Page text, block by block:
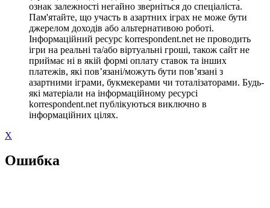
ознак залежності негайно зверніться до спеціаліста.
Пам'ятайте, що участь в азартних іграх не може бути
джерелом доходів або альтернативою роботі.
Інформаційний ресурс korrespondent.net не проводить
ігри на реальні та/або віртуальні гроші, також сайт не
приймає ні в якій формі оплату ставок та інших
платежів, які пов’язані/можуть бути пов’язані з
азартними іграми, букмекерами чи тоталізаторами. Будь-
які матеріали на інформаційному ресурсі
korrespondent.net публікуються виключно в
інформаційних цілях.
X
Ошибка